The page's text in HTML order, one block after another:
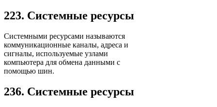
223. Системные ресурсы
Системными ресурсами называются
коммуникационные каналы, адреса и
сигналы, используемые узлами
компьютера для обмена данными с
помощью шин.
236. Системные ресурсы